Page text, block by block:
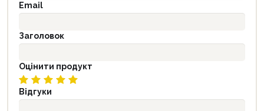
Email
Заголовок
Оцінити продукт
Відгуки